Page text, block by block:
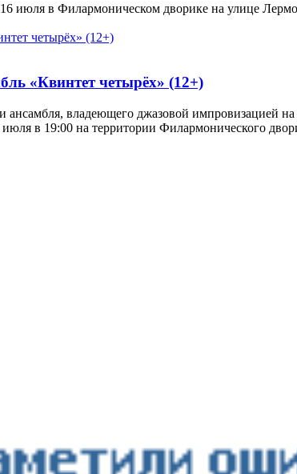
июля в Филармоническом дворике на улице
«Квинтет четырёх» (12+)
владеющего джазовой импровизацией на
в 19:00 на территории Филармонического